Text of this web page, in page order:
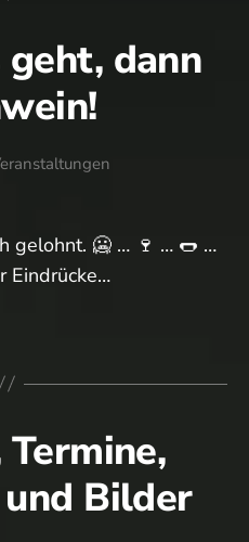
dann
gelohnt. 🥶 … 🍷 … 🌭 …
Eindrücke…
Bilder